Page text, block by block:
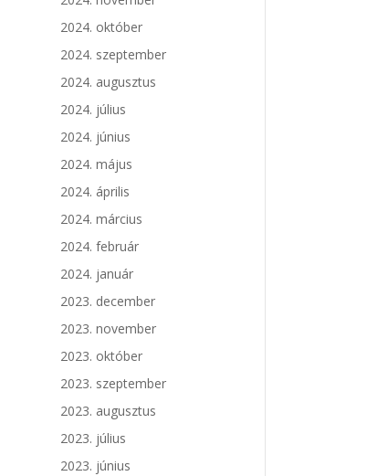
2024. október
2024. szeptember
2024. augusztus
2024. július
2024. június
2024. május
2024. április
2024. március
2024. február
2024. január
2023. december
2023. november
2023. október
2023. szeptember
2023. augusztus
2023. július
2023. június